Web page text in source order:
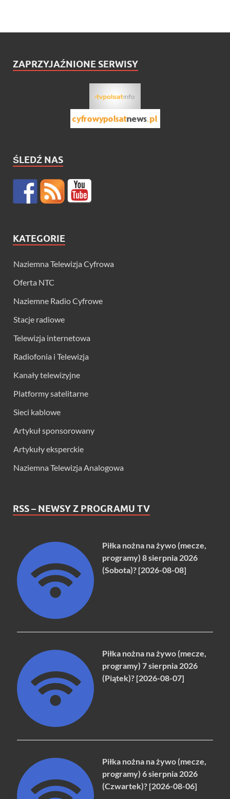
ZAPRZYJAŹNIONE SERWISY
ŚLEDŹ NAS
KATEGORIE
Naziemna Telewizja Cyfrowa
Oferta NTC
Naziemne Radio Cyfrowe
Stacje radiowe
Telewizja internetowa
Radiofonia i Telewizja
Kanały telewizyjne
Platformy satelitarne
Sieci kablowe
Artykuł sponsorowany
Artykuły eksperckie
Naziemna Telewizja Analogowa
RSS – NEWSY Z PROGRAMU TV
Piłka nożna na żywo (mecze,
programy) 8 sierpnia 2026
(Sobota)? [2026-08-08]
Piłka nożna na żywo (mecze,
programy) 7 sierpnia 2026
(Piątek)? [2026-08-07]
Piłka nożna na żywo (mecze,
programy) 6 sierpnia 2026
(Czwartek)? [2026-08-06]